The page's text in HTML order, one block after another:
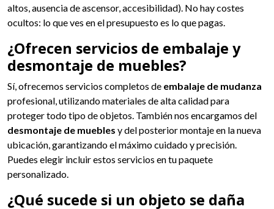
altos, ausencia de ascensor, accesibilidad). No hay costes
ocultos: lo que ves en el presupuesto es lo que pagas.
¿Ofrecen servicios de embalaje y
desmontaje de muebles?
Sí, ofrecemos servicios completos de embalaje de mudanza
profesional, utilizando materiales de alta calidad para
proteger todo tipo de objetos. También nos encargamos del
desmontaje de muebles y del posterior montaje en la nueva
ubicación, garantizando el máximo cuidado y precisión.
Puedes elegir incluir estos servicios en tu paquete
personalizado.
¿Qué sucede si un objeto se daña